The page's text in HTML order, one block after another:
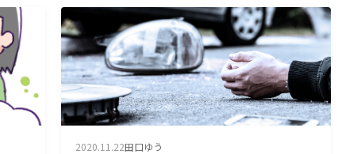
2020.11.22田口ゆう